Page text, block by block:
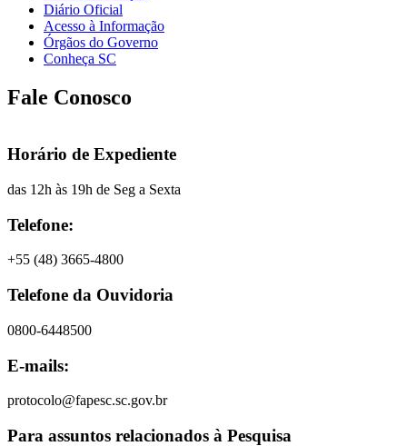
Diário Oficial
Acesso à Informação
Órgãos do Governo
Conheça SC
Fale Conosco
Horário de Expediente
das 12h às 19h de Seg a Sexta
Telefone:
+55 (48) 3665-4800
Telefone da Ouvidoria
0800-6448500
E-mails:
protocolo@fapesc.sc.gov.br
Para assuntos relacionados à Pesquisa